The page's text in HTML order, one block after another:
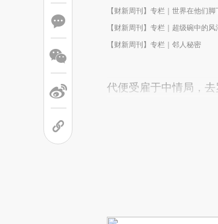
【财新周刊】专栏｜世界在他们脚
【财新周刊】专栏｜超级碗中的风
【财新周刊】专栏｜邻人秘密
代便受雇于中情局，去